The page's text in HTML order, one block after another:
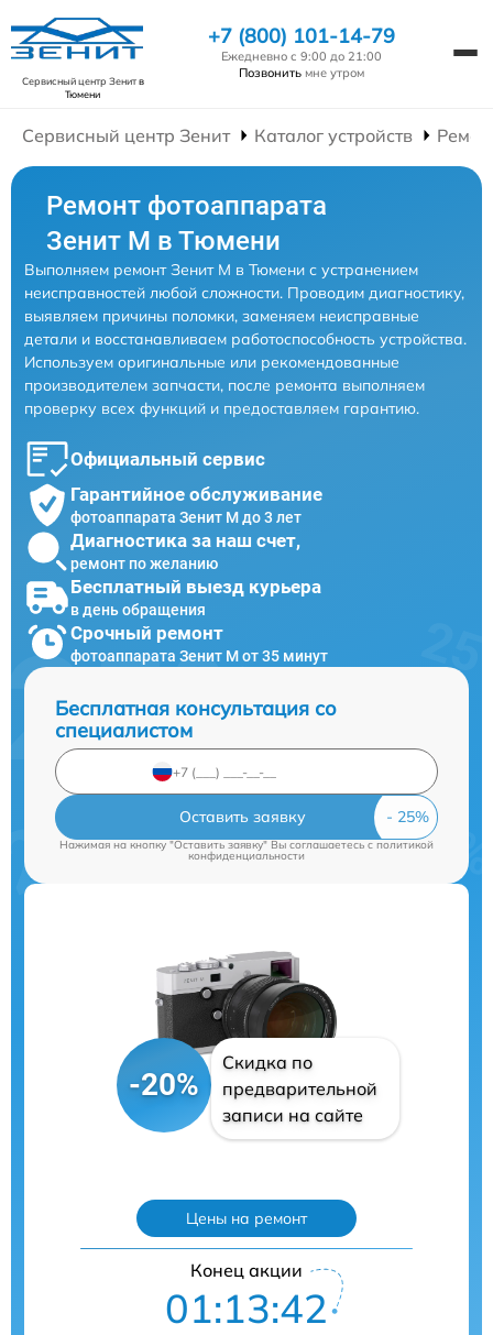
Сервисный центр Зенитв
Тюмени
+7 (800) 101-14-79
Ежедневно с 9:00 до 21:00
Позвонить мне утром
Сервисный центр Зенит Каталог устройств
Ремонт фотоаппарата
Зенит M в Тюмени
Выполняем ремонт Зенит M в Тюмени с устранением
неисправностей любой сложности. Проводим диагностику,
выявляем причины поломки, заменяем неисправные
детали и восстанавливаем работоспособность устройства.
Используем оригинальные или рекомендованные
производителем запчасти, после ремонта выполняем
проверку всех функций и предоставляем гарантию.
Официальный сервис
Гарантийное обслуживание
фотоаппарата Зенит M до 3 лет
Диагностика за наш счет,
ремонт по желанию
Бесплатный выезд курьера
в день обращения
Срочный ремонт
фотоаппарата Зенит M от 35 минут
Бесплатная консультация со
специалистом
Оставить заявку
Нажимая на кнопку "Оставить заявку" Вы соглашаетесь cполитикой
конфиденциальности
-20%
Скидка по
предварительной
записи на сайте
Цены на ремонт
Конец акции
01:13:41